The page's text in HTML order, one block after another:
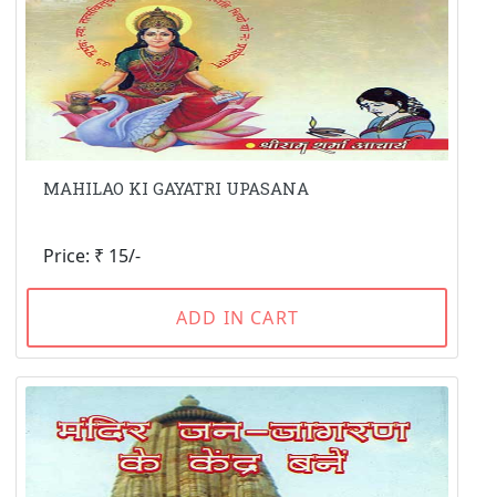
MAHILAO KI GAYATRI UPASANA
Price: ₹ 15/-
ADD IN CART